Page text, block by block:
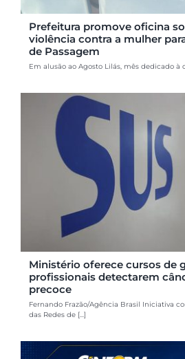
Prefeitura promove oficina
violência contra a mulher
de Passagem
Em alusão ao Agosto Lilás, mês dedicado à
Ministério oferece cursos de
profissionais detectarem
precoce
Fernando Frazão/Agência Brasil Iniciativa
das Redes de [...]